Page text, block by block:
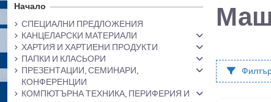
Начало
СПЕЦИАЛНИ ПРЕДЛОЖЕНИЯ
КАНЦЕЛАРСКИ МАТЕРИАЛИ
ХАРТИЯ И ХАРТИЕНИ ПРОДУКТИ
ПАПКИ И КЛАСЬОРИ
ПРЕЗЕНТАЦИИ, СЕМИНАРИ,
КОНФЕРЕНЦИИ
КОМПЮТЪРНА ТЕХНИКА, ПЕРИФЕРИЯ И